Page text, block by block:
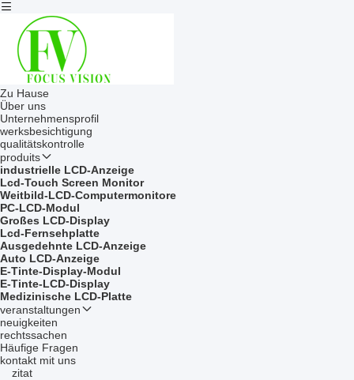
Zu Hause
Über uns
Unternehmensprofil
werksbesichtigung
qualitätskontrolle
produits
industrielle LCD-Anzeige
Lcd-Touch Screen Monitor
Weitbild-LCD-Computermonitore
PC-LCD-Modul
Großes LCD-Display
Lcd-Fernsehplatte
Ausgedehnte LCD-Anzeige
Auto LCD-Anzeige
E-Tinte-Display-Modul
E-Tinte-LCD-Display
Medizinische LCD-Platte
veranstaltungen
neuigkeiten
rechtssachen
Häufige Fragen
kontakt mit uns
zitat